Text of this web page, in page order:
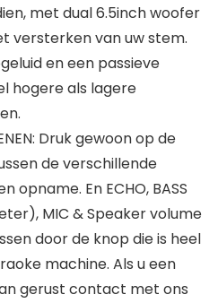
met dual 6.5inch woofer
versterken van uw stem.
en een passieve
hogere als lagere
Druk gewoon op de
de verschillende
opname. En ECHO, BASS
MIC & Speaker volume
door de knop die is heel
machine. Als u een
gerust contact met ons